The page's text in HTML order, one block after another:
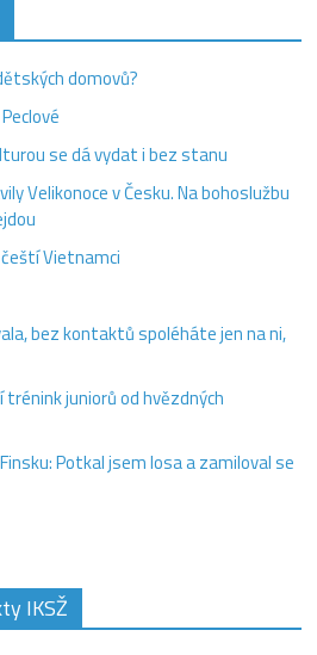
domovů?
se dá vydat i bez stanu
Velikonoce v Česku. Na bohoslužbu
Vietnamci
bez kontaktů spoléháte jen na ni,
trénink juniorů od hvězdných
Potkal jsem losa a zamiloval se
IKSŽ